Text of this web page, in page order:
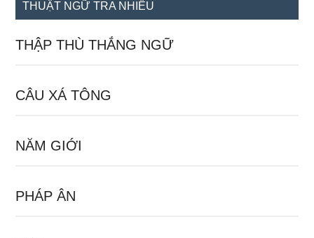
THUẬT NGỮ TRA NHIỀU
THẬP THÙ THẮNG NGỮ
CÂU XÁ TÔNG
NĂM GIỚI
PHÁP ÂN